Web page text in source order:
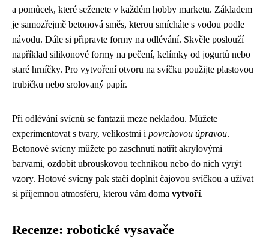
a pomůcek, které seženete v každém hobby marketu. Základem
je samozřejmě betonová směs, kterou smícháte s vodou podle
návodu. Dále si připravte formy na odlévání. Skvěle poslouží
například silikonové formy na pečení, kelímky od jogurtů nebo
staré hrníčky. Pro vytvoření otvoru na svíčku použijte plastovou
trubičku nebo srolovaný papír.
Při odlévání svícnů se fantazii meze nekladou. Můžete
experimentovat s tvary, velikostmi i povrchovou úpravou.
Betonové svícny můžete po zaschnutí natřít akrylovými
barvami, ozdobit ubrouskovou technikou nebo do nich vyrýt
vzory. Hotové svícny pak stačí doplnit čajovou svíčkou a užívat
si příjemnou atmosféru, kterou vám doma vytvoří.
Recenze: robotické vysavače